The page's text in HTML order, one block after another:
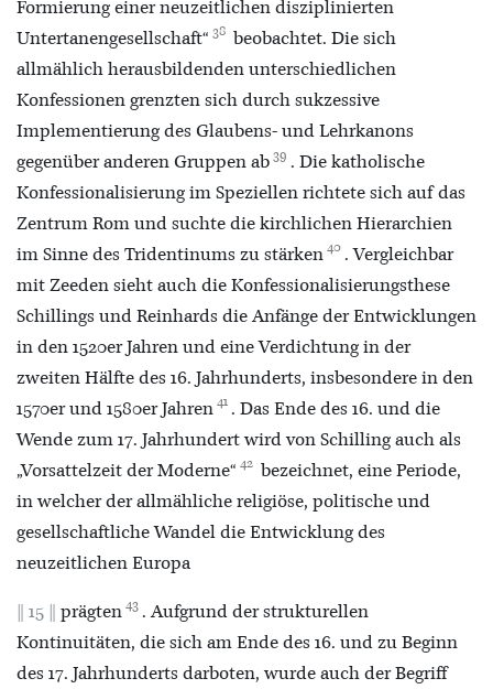
Formierung einer neuzeitlichen disziplinierten
Untertanengesellschaft“ 38 beobachtet. Die sich
allmählich herausbildenden unterschiedlichen
Konfessionen grenzten sich durch sukzessive
Implementierung des Glaubens- und Lehrkanons
gegenüber anderen Gruppen ab 39 . Die katholische
Konfessionalisierung im Speziellen richtete sich auf das
Zentrum Rom und suchte die kirchlichen Hierarchien
im Sinne des Tridentinums zu stärken 40 . Vergleichbar
mit Zeeden sieht auch die Konfessionalisierungsthese
Schillings und Reinhards die Anfänge der Entwicklungen
in den 1520er Jahren und eine Verdichtung in der
zweiten Hälfte des 16. Jahrhunderts, insbesondere in den
1570er und 1580er Jahren 41 . Das Ende des 16. und die
Wende zum 17. Jahrhundert wird von Schilling auch als
„Vorsattelzeit der Moderne“ 42 bezeichnet, eine Periode,
in welcher der allmähliche religiöse, politische und
gesellschaftliche Wandel die Entwicklung des
neuzeitlichen Europa
15 prägten 43 . Aufgrund der strukturellen
Kontinuitäten, die sich am Ende des 16. und zu Beginn
des 17. Jahrhunderts darboten, wurde auch der Begriff